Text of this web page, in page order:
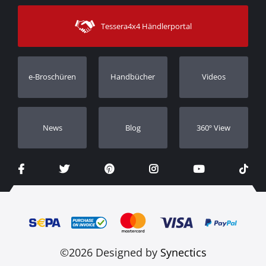
Sitemap
Versandarten
Kontakt
Kundendienst
Bestellung verfolgen
Händler
Tessera4x4 Händlerportal
e-Broschüren Handbücher Videos
Νews Blog 360º View
©2026 Designed by Synectics